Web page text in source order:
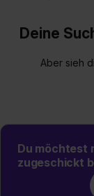
Deine
Aber sieh
Du möchtest
zugeschickt